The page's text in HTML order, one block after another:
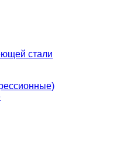
стали